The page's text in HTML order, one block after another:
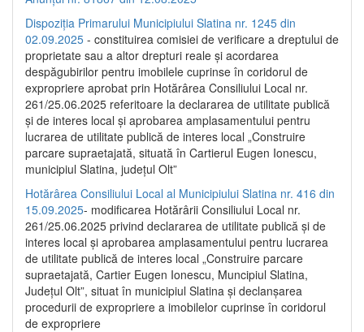
Dispoziția Primarului Municipiului Slatina nr. 1245 din
02.09.2025 - constituirea comisiei de verificare a dreptului de
proprietate sau a altor drepturi reale și acordarea
despăgubirilor pentru imobilele cuprinse în coridorul de
expropriere aprobat prin Hotărârea Consiliului Local nr.
261/25.06.2025 referitoare la declararea de utilitate publică
și de interes local și aprobarea amplasamentului pentru
lucrarea de utilitate publică de interes local „Construire
parcare supraetajată, situată în Cartierul Eugen Ionescu,
municipiul Slatina, județul Olt”
Hotărârea Consiliului Local al Municipiului Slatina nr. 416 din
15.09.2025- modificarea Hotărârii Consiliului Local nr.
261/25.06.2025 privind declararea de utilitate publică și de
interes local și aprobarea amplasamentului pentru lucrarea
de utilitate publică de interes local „Construire parcare
supraetajată, Cartier Eugen Ionescu, Muncipiul Slatina,
Județul Olt”, situat în municipiul Slatina și declanșarea
procedurii de expropriere a imobilelor cuprinse în coridorul
de expropriere